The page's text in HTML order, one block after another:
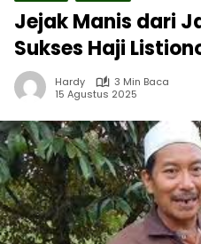
Jejak Manis dari
Sukses Haji
Hardy
3 Min Baca
15 Agustus 2025